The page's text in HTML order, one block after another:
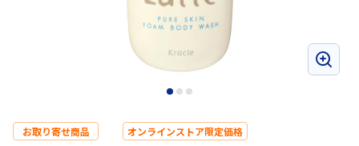
お取り寄せ商品 オンラインストア限定価格